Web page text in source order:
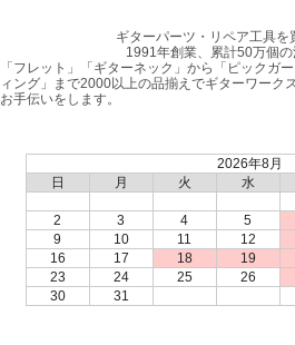
ギターパーツ・リペア工具を
1991年創業、累計50万個の
「フレット」「ギターネック」から「ピックガ
ィング」まで2000以上の品揃えでギターワーク
お手伝いをします。
2026年8月
日
月 火 水
2
3 4 5
9
10 11 12
16
17 18 19
23
24 25 26
30
31